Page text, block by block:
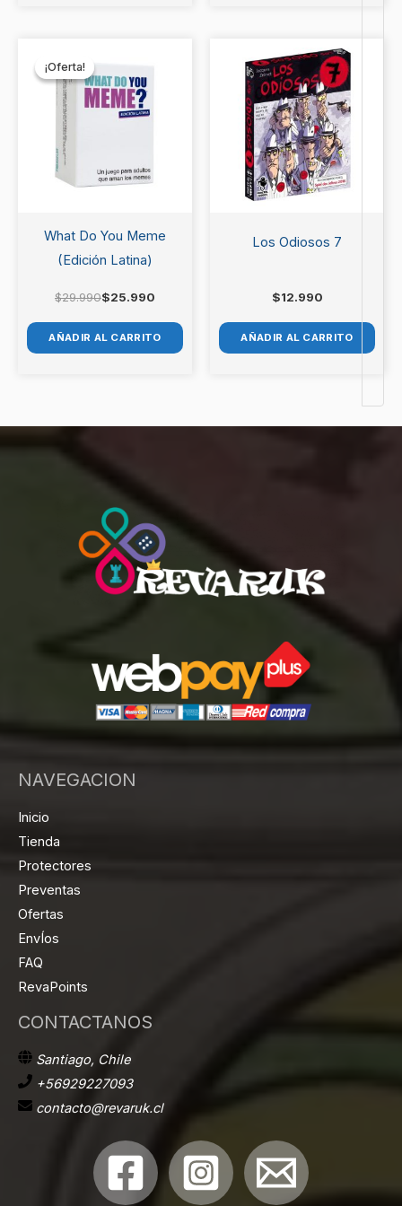
¡Oferta!
¡Oferta!
What Do You Meme
(Edición Latina)
$29.990
original
era:
$29.990.
$25.990
actual
es:
$25.990.
AÑADIR AL CARRITO
Los Odiosos 7
$12.990
AÑADIR AL CARRITO
NAVEGACION
Inicio
Tienda
Protectores
Preventas
Ofertas
EnvÍos
FAQ
RevaPoints
CONTACTANOS
Santiago, Chile
+56929227093
contacto@revaruk.cl